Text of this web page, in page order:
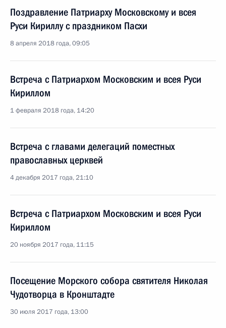
Поздравление Патриарху Московскому и всея
Руси Кириллу с праздником Пасхи
8 апреля 2018 года, 09:05
Встреча с Патриархом Московским и всея Руси
Кириллом
1 февраля 2018 года, 14:20
Встреча с главами делегаций поместных
православных церквей
4 декабря 2017 года, 21:10
Встреча с Патриархом Московским и всея Руси
Кириллом
20 ноября 2017 года, 11:15
Посещение Морского собора святителя Николая
Чудотворца в Кронштадте
30 июля 2017 года, 13:00